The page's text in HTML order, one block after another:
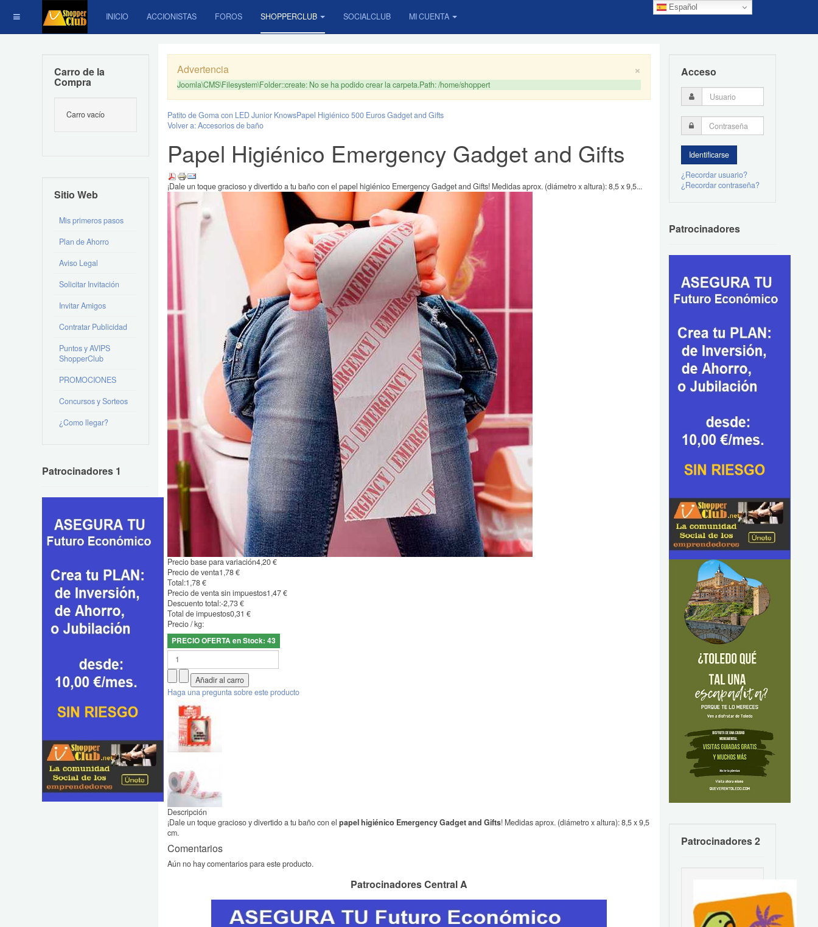
Español
INICIO ACCIONISTAS FOROS SHOPPERCLUB SOCIALCLUB MI CUENTA
×
Advertencia
Joomla\CMS\Filesystem\Folder::create: No se ha podido crear la carpeta.Path: /home/shoppert
Patito de Goma con LED Junior KnowsPapel Higiénico 500 Euros Gadget and Gifts
Volver a: Accesorios de baño
Papel Higiénico Emergency Gadget and Gifts
¡Dale un toque gracioso y divertido a tu baño con el papel higiénico Emergency Gadget and Gifts! Medidas aprox. (diámetro x altura): 8,5 x 9,5...
Precio base para variación4,20 €
Precio de venta1,78 €
Total:1,78 €
Precio de venta sin impuestos1,47 €
Descuento total:-2,73 €
Total de impuestos0,31 €
Precio / kg:
PRECIO OFERTA en Stock: 43
Haga una pregunta sobre este producto
Descripción
¡Dale un toque gracioso y divertido a tu baño con el papel higiénico Emergency Gadget and Gifts! Medidas aprox. (diámetro x altura): 8,5 x 9,5
cm.
Comentarios
Aún no hay comentarios para este producto.
Patrocinadores Central A
Carro de la
Compra
Carro vacío
Sitio Web
Mis primeros pasos
Plan de Ahorro
Aviso Legal
Solicitar Invitación
Invitar Amigos
Contratar Publicidad
Puntos y AVIPS
ShopperClub
PROMOCIONES
Concursos y Sorteos
¿Como llegar?
Patrocinadores 1
Acceso
¿Recordar usuario?
¿Recordar contraseña?
Patrocinadores
Patrocinadores 2